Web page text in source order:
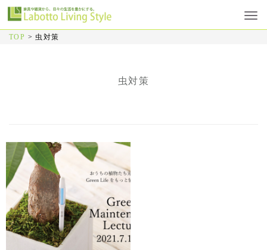
TOP > 虫対策
虫対策